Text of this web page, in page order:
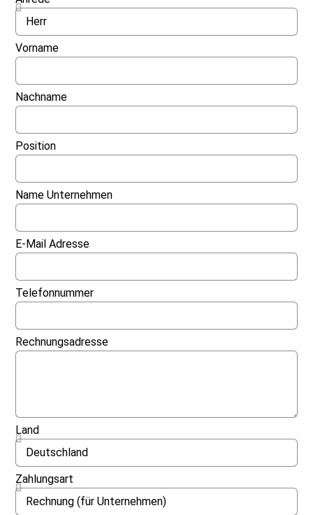
Vorname
Nachname
Position
Name Unternehmen
E-Mail Adresse
Telefonnummer
Rechnungsadresse
Land
Zahlungsart